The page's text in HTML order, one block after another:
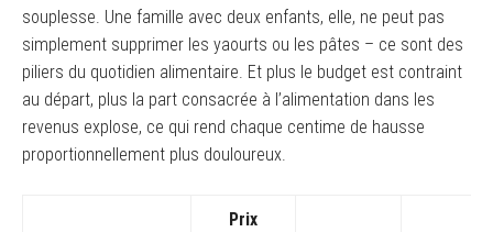
souplesse. Une famille avec deux enfants, elle, ne peut pas
simplement supprimer les yaourts ou les pâtes – ce sont des
piliers du quotidien alimentaire. Et plus le budget est contraint
au départ, plus la part consacrée à l’alimentation dans les
revenus explose, ce qui rend chaque centime de hausse
proportionnellement plus douloureux.
Prix